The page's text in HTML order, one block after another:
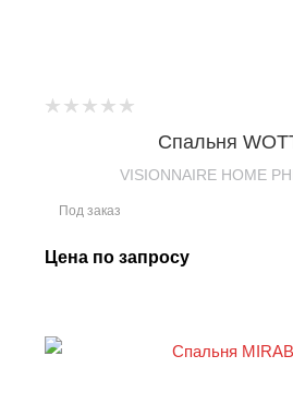
Спальня
VISIONNAIRE HOME
Под заказ
Цена по запросу